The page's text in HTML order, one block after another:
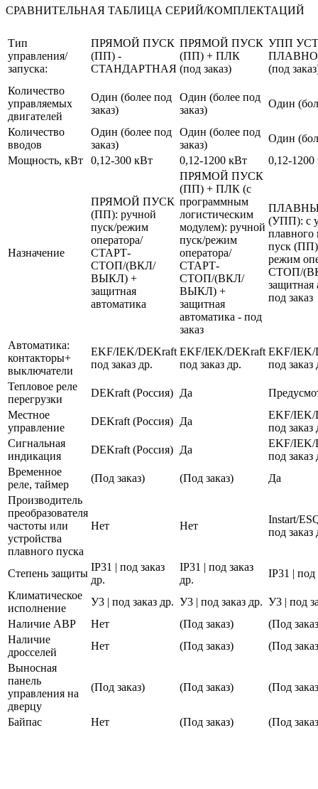
СРАВНИТЕЛЬНАЯ ТАБЛИЦА СЕРИЙ/КОМПЛЕКТАЦИЙ
Тип
управления/
запуска:
ПРЯМОЙ ПУСК
(ПП) -
СТАНДАРТНАЯ
ПРЯМОЙ ПУСК
(ПП) + ПЛК
(под заказ)
УПП
(под
Количество
управляемых
двигателей
Один (более под
заказ)
Один (более под
заказ)
Один
Количество
вводов
Один (более под
заказ)
Один (более под
заказ)
Один
Мощность, кВт
0,12-300 кВт 0,12-1200 кВт 0,12-1200
Назначение
ПРЯМОЙ ПУСК
(ПП): ручной
пуск/режим
оператора/
СТАРТ-
СТОП/(ВКЛ/
ВЫКЛ) +
защитная
автоматика
ПРЯМОЙ ПУСК
(ПП) + ПЛК (с
программным
логистическим
модулем): ручной
пуск/режим
оператора/
СТАРТ-
СТОП/(ВКЛ/
ВЫКЛ) +
защитная
автоматика - под
заказ
(УПП): с
плавного
пуск
режим
СТОП/
защитная
под заказ
Автоматика:
контакторы+
выключатели
EKF/IEK/DEKraft
под заказ др.
EKF/IEK/DEKraft
под заказ др.
EKF/IEK/
под заказ
Тепловое реле
перегрузки
DEKraft (Россия) Да
Местное
управление
DEKraft (Россия) Да
EKF/IEK/
под заказ
Сигнальная
индикация
DEKraft (Россия) Да
EKF/IEK/
под заказ
Временное
реле, таймер
(Под заказ) (Под заказ)
Да
Производитель
преобразователя
частоты или
устройства
плавного пуска
Нет Нет
Instart/
под заказ
Степень защиты
IP31 | под заказ
др.
IP31 | под заказ
др.
IP31 | под
Климатическое
исполнение
У3 | под заказ др. У3 | под заказ др. У3 | под
Наличие АВР
Нет (Под заказ)
(Под
Наличие
дросселей
Нет (Под заказ)
(Под
Выносная
панель
управления на
дверцу
(Под заказ) (Под заказ) (Под
Байпас Нет (Под заказ) (Под